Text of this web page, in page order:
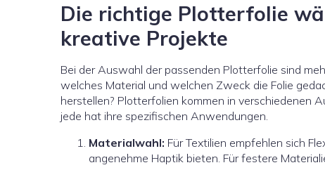
Die richtige Plotterfolie
kreative Projekte
Bei der Auswahl der passenden Plotterfolie sind
welches Material und welchen Zweck die Folie
herstellen? Plotterfolien kommen in verschiedenen
jede hat ihre spezifischen Anwendungen.
Materialwahl: Für Textilien empfehlen sich
angenehme Haptik bieten. Für festere